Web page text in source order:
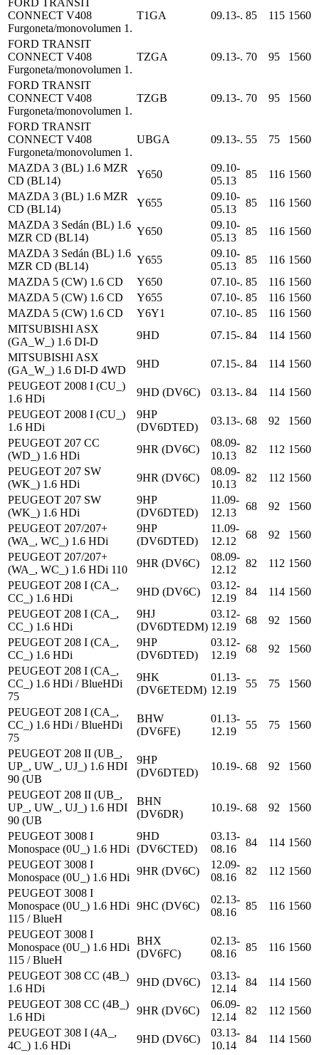
CONNECT V408
Furgoneta/monovolumen 1.
T1GA 09.13-. 85 115 1560
FORD TRANSIT
CONNECT V408
Furgoneta/monovolumen 1.
TZGA 09.13-. 70 95 1560
FORD TRANSIT
CONNECT V408
Furgoneta/monovolumen 1.
TZGB 09.13-. 70 95 1560
FORD TRANSIT
CONNECT V408
Furgoneta/monovolumen 1.
UBGA 09.13-. 55 75 1560
MAZDA 3 (BL) 1.6 MZR
CD (BL14)
Y650
09.10-
05.13
85 116 1560
MAZDA 3 (BL) 1.6 MZR
CD (BL14)
Y655
09.10-
05.13
85 116 1560
MAZDA 3 Sedán (BL) 1.6
MZR CD (BL14)
Y650
09.10-
05.13
85 116 1560
MAZDA 3 Sedán (BL) 1.6
MZR CD (BL14)
Y655
09.10-
05.13
85 116 1560
MAZDA 5 (CW) 1.6 CD
Y650 07.10-. 85 116 1560
MAZDA 5 (CW) 1.6 CD
Y655 07.10-. 85 116 1560
MAZDA 5 (CW) 1.6 CD
Y6Y1 07.10-. 85 116 1560
MITSUBISHI ASX
(GA_W_) 1.6 DI-D
9HD 07.15-. 84 114 1560
MITSUBISHI ASX
(GA_W_) 1.6 DI-D 4WD
9HD 07.15-. 84 114 1560
PEUGEOT 2008 I (CU_)
1.6 HDi
9HD (DV6C) 03.13-. 84 114 1560
PEUGEOT 2008 I (CU_)
1.6 HDi
9HP
(DV6DTED)
03.13-. 68 92
1560
PEUGEOT 207 CC
(WD_) 1.6 HDi
9HR (DV6C)
08.09-
10.13
82 112 1560
PEUGEOT 207 SW
(WK_) 1.6 HDi
9HR (DV6C)
08.09-
10.13
82 112 1560
PEUGEOT 207 SW
(WK_) 1.6 HDi
9HP
(DV6DTED)
11.09-
12.13
68 92
1560
PEUGEOT 207/207+
(WA_, WC_) 1.6 HDi
9HP
(DV6DTED)
11.09-
12.12
68 92
1560
PEUGEOT 207/207+
(WA_, WC_) 1.6 HDi 110
9HR (DV6C)
08.09-
12.12
82 112 1560
PEUGEOT 208 I (CA_,
CC_) 1.6 HDi
9HD (DV6C)
03.12-
12.19
84 114 1560
PEUGEOT 208 I (CA_,
CC_) 1.6 HDi
9HJ
(DV6DTEDM)
03.12-
12.19
68 92
1560
PEUGEOT 208 I (CA_,
CC_) 1.6 HDi
9HP
(DV6DTED)
03.12-
12.19
68 92
1560
PEUGEOT 208 I (CA_,
CC_) 1.6 HDi / BlueHDi
75
9HK
(DV6ETEDM)
01.13-
12.19
55 75 1560
PEUGEOT 208 I (CA_,
CC_) 1.6 HDi / BlueHDi
75
BHW
(DV6FE)
01.13-
12.19
55 75 1560
PEUGEOT 208 II (UB_,
UP_, UW_, UJ_) 1.6 HDI
90 (UB
9HP
(DV6DTED)
10.19-. 68 92 1560
PEUGEOT 208 II (UB_,
UP_, UW_, UJ_) 1.6 HDI
90 (UB
BHN
(DV6DR)
10.19-. 68 92 1560
PEUGEOT 3008 I
Monospace (0U_) 1.6 HDi
9HD
(DV6CTED)
03.13-
08.16
84 114 1560
PEUGEOT 3008 I
Monospace (0U_) 1.6 HDi
9HR (DV6C)
12.09-
08.16
82 112 1560
PEUGEOT 3008 I
Monospace (0U_) 1.6 HDi
115 / BlueH
9HC (DV6C)
02.13-
08.16
85 116 1560
PEUGEOT 3008 I
Monospace (0U_) 1.6 HDi
115 / BlueH
BHX
(DV6FC)
02.13-
08.16
85 116 1560
PEUGEOT 308 CC (4B_)
1.6 HDi
9HD (DV6C)
03.13-
12.14
84 114 1560
PEUGEOT 308 CC (4B_)
1.6 HDi
9HR (DV6C)
06.09-
12.14
82 112 1560
PEUGEOT 308 I (4A_,
4C_) 1.6 HDi
9HD (DV6C)
03.13-
10.14
84 114 1560